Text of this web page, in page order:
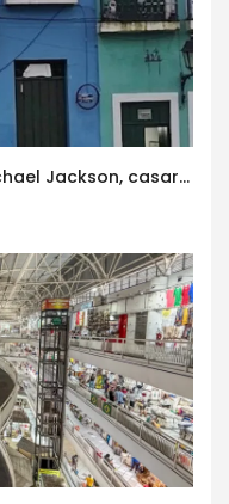
Cenário de clipe icônico de Michael Jackson, casarão azul no centro do Pelourinho enfrenta ordem de desocupação